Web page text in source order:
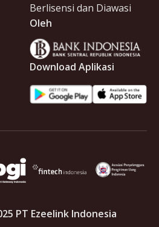
Berlisensi dan Diawasi
Oleh
Download Aplikasi
PT Ezeelink Indonesia